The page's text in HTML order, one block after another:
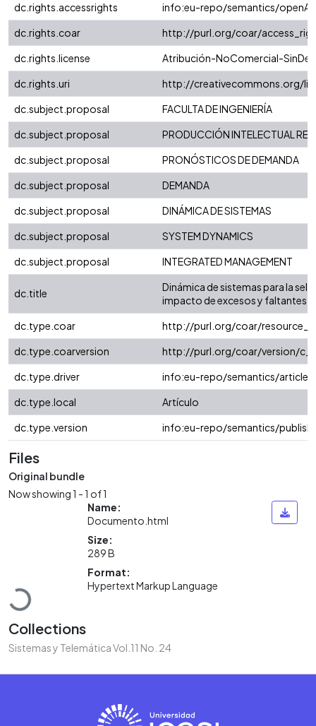
dc.rights.accessrights
info:eu-repo/semantics/
dc.rights.coar
http://purl.org/coar/
dc.rights.license
Atribución-NoComercial-
dc.rights.uri
http://creativecommons.org/
dc.subject.proposal
FACULTA DE INGENIERÍA
dc.subject.proposal
PRODUCCIÓN INTELECTUAL
dc.subject.proposal
PRONÓSTICOS DE DEMANDA
dc.subject.proposal
DEMANDA
dc.subject.proposal
DINÁMICA DE SISTEMAS
dc.subject.proposal
SYSTEM DYNAMICS
dc.subject.proposal
INTEGRATED MANAGEMENT
dc.title
Dinámica de sistemas para la
impacto de excesos y faltantes
dc.type.coar
http://purl.org/coar/
dc.type.coarversion
http://purl.org/coar/version/
dc.type.driver
info:eu-repo/semantics/article
dc.type.local
Artículo
dc.type.version
info:eu-repo/semantics/
Files
Original bundle
Now showing1 - 1 of 1
Loading...
Name:
Documento.html
Size:
289 B
Format:
Hypertext Markup Language
Collections
Sistemas y Telemática Vol.11 No. 24